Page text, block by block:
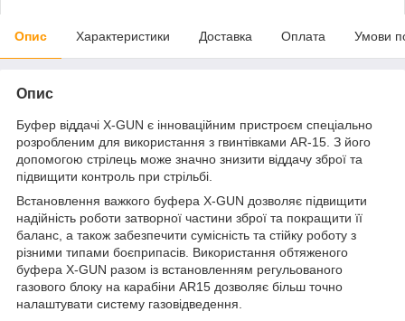
Опис Характеристики Доставка Оплата Умови
Опис
Буфер віддачі X-GUN є інноваційним пристроєм спеціально
розробленим для використання з гвинтівками AR-15. З його
допомогою стрілець може значно знизити віддачу зброї та
підвищити контроль при стрільбі.
Встановлення важкого буфера X-GUN дозволяє підвищити
надійність роботи затворної частини зброї та покращити її
баланс, а також забезпечити сумісність та стійку роботу з
різними типами боєприпасів. Використання обтяженого
буфера X-GUN разом із встановленням регульованого
газового блоку на карабіни AR15 дозволяє більш точно
налаштувати систему газовідведення.